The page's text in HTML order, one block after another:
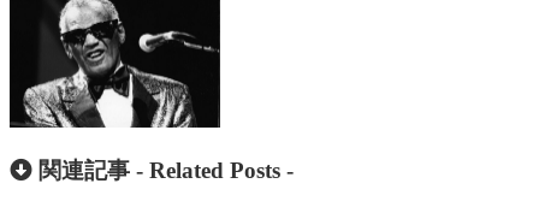
関連記事 - Related Posts -